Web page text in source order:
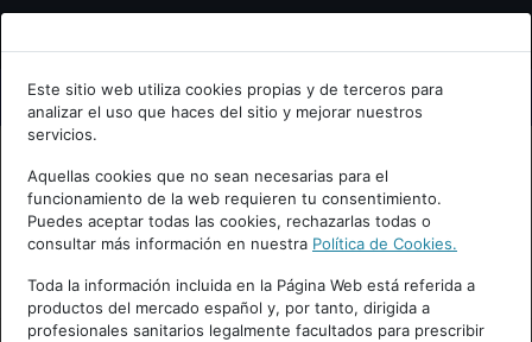
Bienvenid@ a psiquiatria.com
Escribe tu Email
Accede o regístrate con tu email.
Cancelar
Este sitio web utiliza cookies propias y de terceros para
analizar el uso que haces del sitio y mejorar nuestros
servicios.
Aquellas cookies que no sean necesarias para el
funcionamiento de la web requieren tu consentimiento.
Puedes aceptar todas las cookies, rechazarlas todas o
consultar más información en nuestra Política de Cookies.
Toda la información incluida en la Página Web está referida a
productos del mercado español y, por tanto, dirigida a
profesionales sanitarios legalmente facultados para prescribir